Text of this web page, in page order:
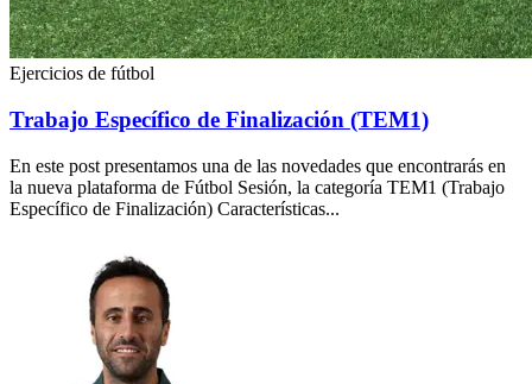
Ejercicios de fútbol
Trabajo Específico de Finalización (TEM1)
En este post presentamos una de las novedades que encontrarás en
la nueva plataforma de Fútbol Sesión, la categoría TEM1 (Trabajo
Específico de Finalización) Características...